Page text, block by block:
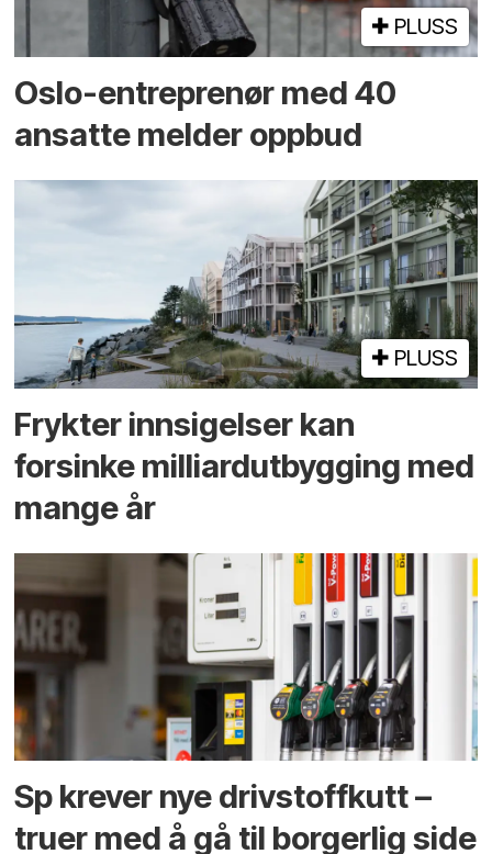
PLUSS
Oslo-entreprenør med 40
ansatte melder oppbud
PLUSS
Frykter innsigelser kan
forsinke milliard­utbygging med
mange år
Sp krever nye drivstoffkutt –
truer med å gå til borgerlig side